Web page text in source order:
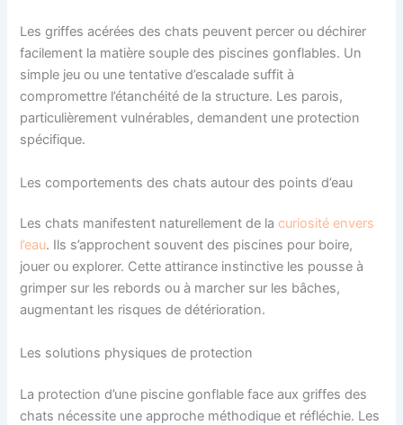
Les griffes acérées des chats peuvent percer ou déchirer
facilement la matière souple des piscines gonflables. Un
simple jeu ou une tentative d’escalade suffit à
compromettre l’étanchéité de la structure. Les parois,
particulièrement vulnérables, demandent une protection
spécifique.
Les comportements des chats autour des points d’eau
Les chats manifestent naturellement de la curiosité envers
l’eau. Ils s’approchent souvent des piscines pour boire,
jouer ou explorer. Cette attirance instinctive les pousse à
grimper sur les rebords ou à marcher sur les bâches,
augmentant les risques de détérioration.
Les solutions physiques de protection
La protection d’une piscine gonflable face aux griffes des
chats nécessite une approche méthodique et réfléchie. Les